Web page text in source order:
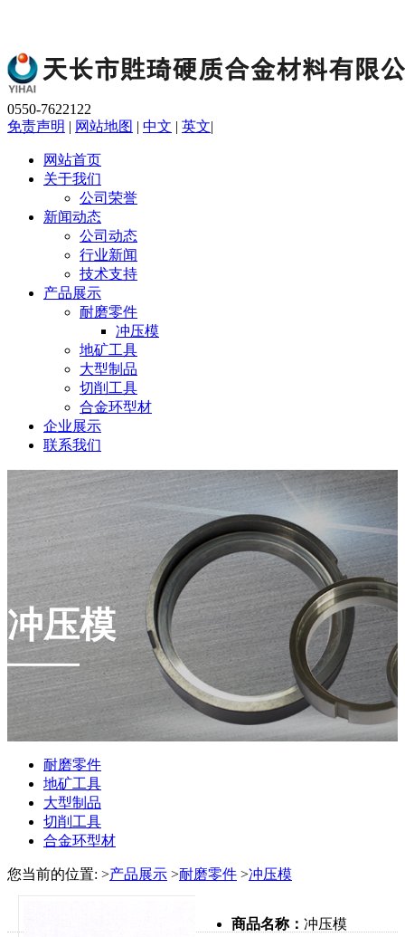
0550-7622122
免责声明 | 网站地图 | 中文 | 英文|
网站首页
关于我们
公司荣誉
新闻动态
公司动态
行业新闻
技术支持
产品展示
耐磨零件
冲压模
地矿工具
大型制品
切削工具
合金环型材
企业展示
联系我们
冲压模
耐磨零件
地矿工具
大型制品
切削工具
合金环型材
您当前的位置: >产品展示 >耐磨零件 >冲压模
商品名称： 冲压模